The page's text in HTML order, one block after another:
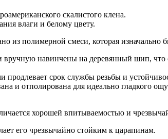
скалистого клена.
влаги и белому цвету.
из полимерной смеси, которая изначально
навинчены на деревянный шип, что
срок службы резьбы и
и отполирована для идеально гладкого
хорошей впитываемостью и
его чрезвычайно стойким к царапинам.